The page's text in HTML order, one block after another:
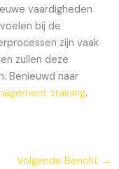
vaardigheden
bij de
zijn vaak
zullen deze
Benieuwd naar
training.
Volgende Bericht →